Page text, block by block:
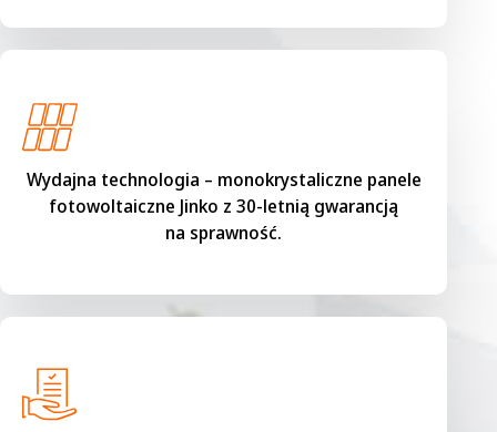
Wydajna technologia – monokrystaliczne panele
fotowoltaiczne Jinko z 30-letnią gwarancją
na sprawność.